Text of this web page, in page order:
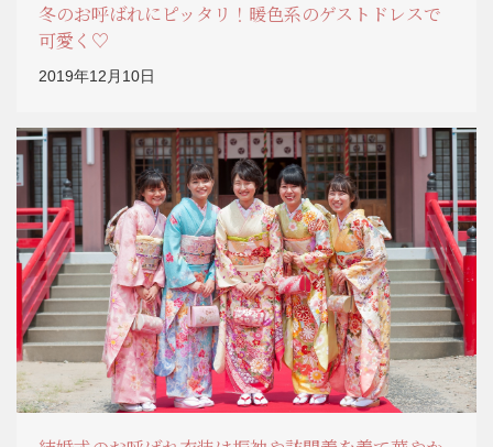
冬のお呼ばれにピッタリ！暖色系のゲストドレスで
可愛く♡
2019年12月10日